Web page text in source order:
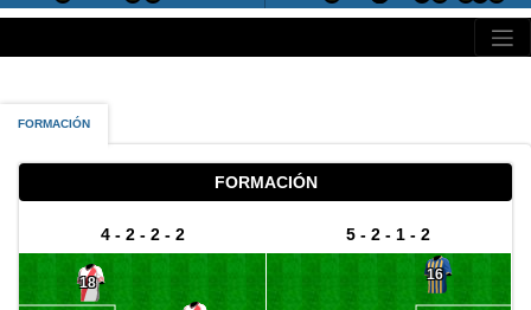
FORMACIÓN
FORMACIÓN
4 - 2 - 2 - 2
18
5 - 2 - 1 - 2
16